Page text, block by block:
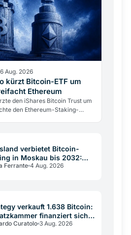
6 Aug. 2026
kürzt Bitcoin-ETF um
Ethereum
den iShares Bitcoin Trust um
den Ethereum-Staking-
verbietet Bitcoin-
in Moskau bis 2032:
vs. Krypto
Ferrante 4 Aug. 2026
verkauft 1.638 Bitcoin:
finanziert sich
Curatolo 3 Aug. 2026